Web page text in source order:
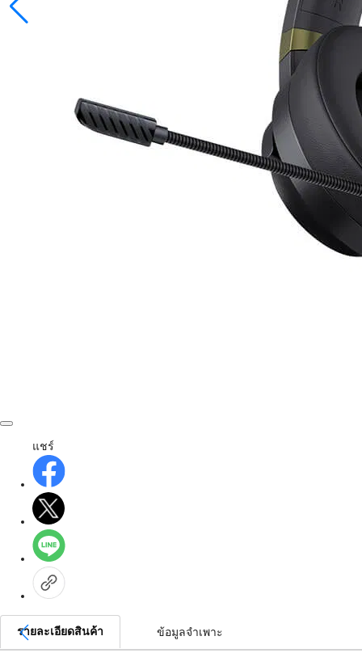
แชร์
รายละเอียดสินค้า ข้อมูลจำเพาะ